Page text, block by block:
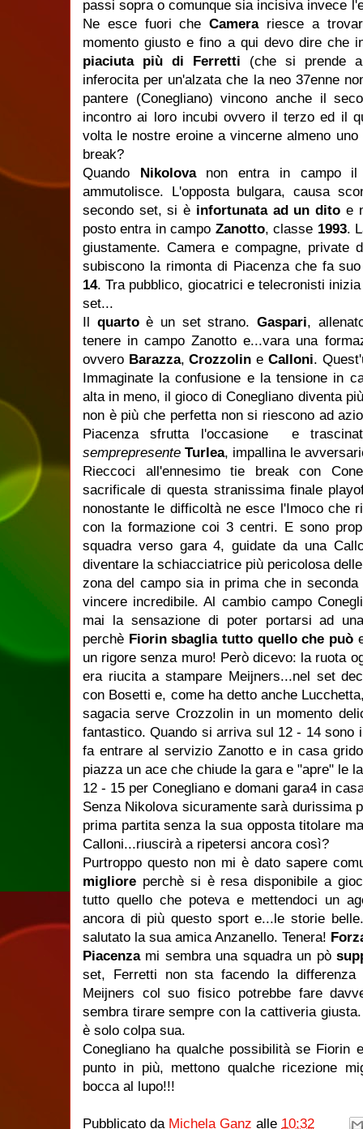
passi sopra o comunque sia incisiva invece
Ne esce fuori cheCamerariesce a
momento giusto e fino a qui devo dire che
piaciuta più di Ferretti (che si prende
inferocita per un'alzata che la neo 37enne
pantere (Conegliano) vincono anche il
incontro ai loro incubi ovvero il terzo ed il
volta le nostre eroine a vincerne almeno
break?
Quando Nikolovanon entra in campo il
ammutolisce. L'opposta bulgara, causa
secondo set, si è infortunata ad un dito e
posto entra in campo Zanotto, classe 1993.
giustamente. Camera e compagne, private
subiscono la rimonta di Piacenza che fa
14. Tra pubblico, giocatrici e telecronisti
set...
Il quartoè un set strano.Gaspari,
tenere in campo Zanotto e...vara una
ovvero Barazza,Crozzolin e Calloni.
Immaginate la confusione e la tensione in
alta in meno, il gioco di Conegliano diventa
non è più che perfetta non si riescono ad
Piacenza sfrutta l'occasione e
semprepresente Turlea, impallina le
Rieccoci all'ennesimo tie break con
sacrificale di questa stranissima finale
nonostante le difficoltà ne esce l'Imoco che
con la formazione coi 3 centri. E sono
squadra verso gara 4, guidate da una
diventare la schiacciatrice più pericolosa
zona del campo sia in prima che in
vincere incredibile. Al cambio campo
mai la sensazione di poter portarsi ad
perchè Fiorin sbaglia tutto quello che può
un rigore senza muro! Però dicevo: la ruota
era riucita a stampare Meijners...nel set
con Bosetti e, come ha detto anche
sagacia serve Crozzolin in un momento
fantastico. Quando si arriva sul 12 - 14 sono
fa entrare al servizio Zanotto e in casa
piazza un ace che chiude la gara e "apre" le
12 - 15 per Conegliano e domani gara4 in
Senza Nikolova sicuramente sarà durissima
prima partita senza la sua opposta titolare
Calloni...riuscirà a ripetersi ancora così?
Purtroppo questo non mi è dato sapere
migliore perchè si è resa disponibile a
tutto quello che poteva e mettendoci un
ancora di più questo sport e...le storie
salutato la sua amica Anzanello. Tenera!
Piacenzami sembra una squadra un pò
set, Ferretti non sta facendo la
Meijners col suo fisico potrebbe fare
sembra tirare sempre con la cattiveria
è solo colpa sua.
Conegliano ha qualche possibilità se Fiorin
punto in più, mettono qualche ricezione
bocca al lupo!!!
Pubblicato da Michela Ganz alle 10:32